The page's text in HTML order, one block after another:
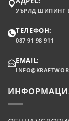
УЪРЛД ШИПИНГ
ТЕЛЕФОН:
087 91 98 911
EMAIL: